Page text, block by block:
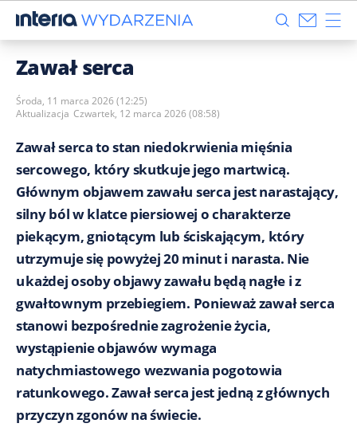
Zawał serca
Środa, 11 marca 2026 (12:25)
Aktualizacja Czwartek, 12 marca 2026 (08:58)
Zawał serca to stan niedokrwienia mięśnia
sercowego, który skutkuje jego martwicą.
Głównym objawem zawału serca jest narastający,
silny ból w klatce piersiowej o charakterze
piekącym, gniotącym lub ściskającym, który
utrzymuje się powyżej 20 minut i narasta. Nie
u każdej osoby objawy zawału będą nagłe i z
gwałtownym przebiegiem. Ponieważ zawał serca
stanowi bezpośrednie zagrożenie życia,
wystąpienie objawów wymaga
natychmiastowego wezwania pogotowia
ratunkowego. Zawał serca jest jedną z głównych
przyczyn zgonów na świecie.